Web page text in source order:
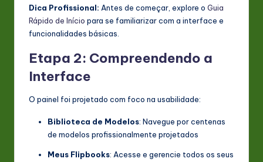
Dica Profissional: Antes de começar, explore o Guia
Rápido de Início para se familiarizar com a interface e
funcionalidades básicas.
Etapa 2: Compreendendo a
Interface
O painel foi projetado com foco na usabilidade:
Biblioteca de Modelos: Navegue por centenas
de modelos profissionalmente projetados
Meus Flipbooks: Acesse e gerencie todos os seus